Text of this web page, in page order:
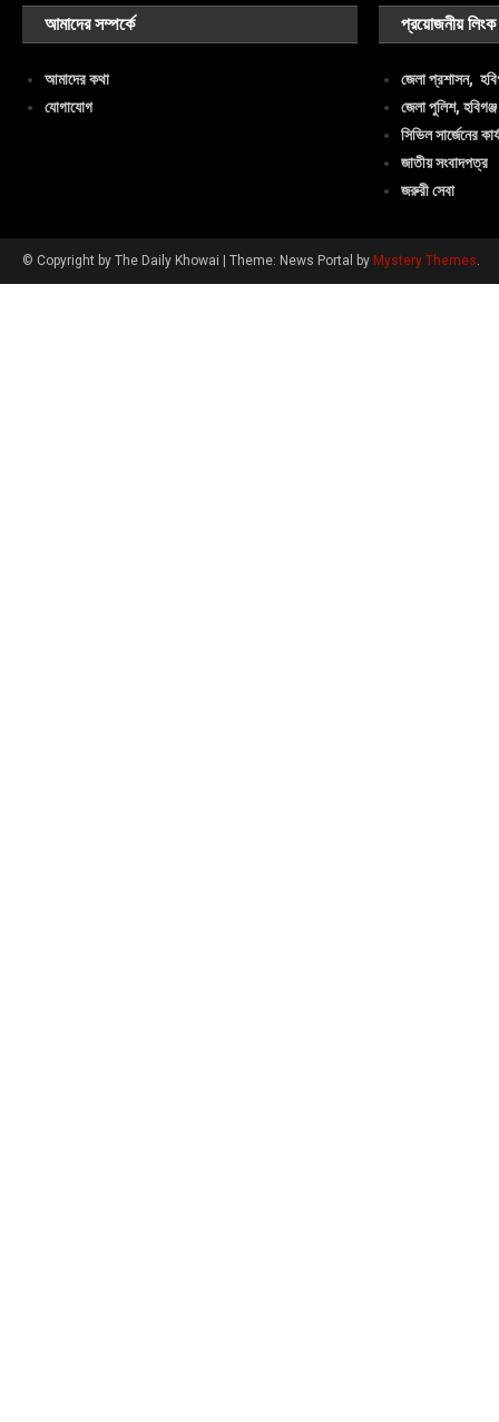
আমাদের সম্পর্কে
আমাদের কথা
যোগাযোগ
প্রয়োজনীয় লিংক
জেলা প্রশাসন,
জেলা পুলিশ, হবিগঞ্জ
সিভিল সার্জেনের
জাতীয় সংবাদপত্র
জরুরী সেবা
© Copyright by The Daily Khowai | Theme: News Portal by Mystery Themes